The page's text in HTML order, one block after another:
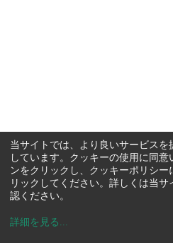
当サイトでは、より良いサービス
しています。クッキーの使用に同
ンをクリックし、クッキーポリシ
リックしてください。詳しくは当サ
認ください。
詳細を見る ...